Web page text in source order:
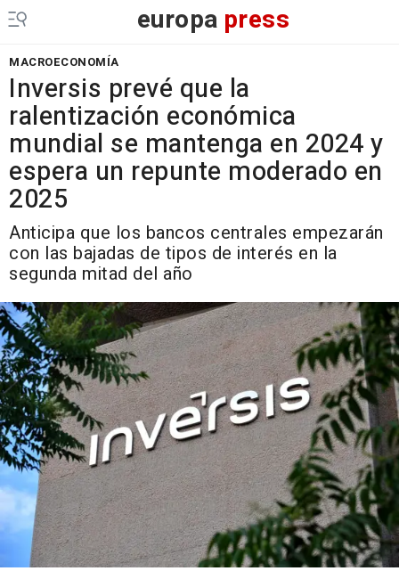
europa press
MACROECONOMÍA
Inversis prevé que la
ralentización económica
mundial se mantenga en 2024 y
espera un repunte moderado en
2025
Anticipa que los bancos centrales empezarán
con las bajadas de tipos de interés en la
segunda mitad del año